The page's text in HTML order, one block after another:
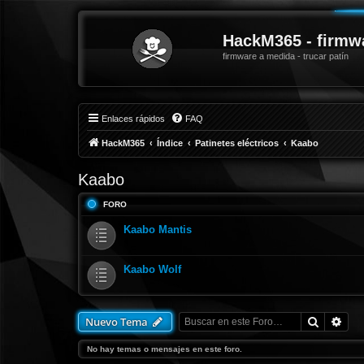
HackM365 -
firmware a medida - trucar patín
Enlaces rápidos FAQ
HackM365 Índice Patinetes eléctricos Kaabo
Kaabo
FORO
Kaabo Mantis
Kaabo Wolf
Nuevo Tema Buscar
No hay temas o mensajes en este foro.